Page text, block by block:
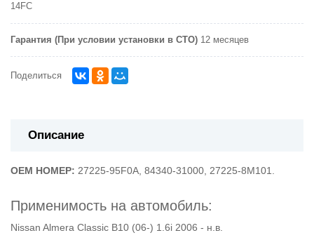
14FC
Гарантия (При условии установки в СТО) 12 месяцев
Поделиться
Описание
OEM НОМЕР: 27225-95F0A, 84340-31000, 27225-8M101.
Применимость на автомобиль:
Nissan Almera Classic B10 (06-) 1.6i 2006 - н.в.